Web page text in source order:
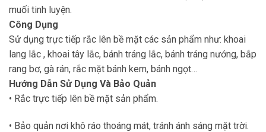
muối tinh luyện.
Công Dụng
Sử dụng trực tiếp rắc lên bề mặt các sản phẩm như: khoai
lang lắc , khoai tây lắc, bánh tráng lắc, bánh tráng nướng, bắp
rang bơ, gà rán, rắc mặt bánh kem, bánh ngọt…
Hướng Dẫn Sử Dụng Và Bảo Quản
• Rắc trực tiếp lên bề mặt sản phẩm.
• Bảo quản nơi khô ráo thoáng mát, tránh ánh sáng mặt trời.